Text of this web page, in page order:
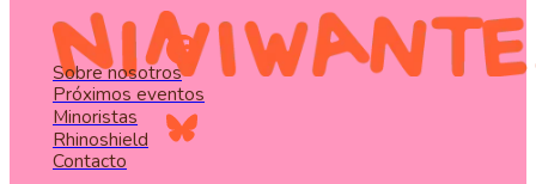
Sobre nosotros
Próximos eventos
Minoristas
Contacto
Rhinoshield